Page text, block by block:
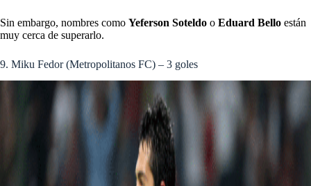
Sin embargo, nombres como Yeferson Soteldo o Eduard Bello están
muy cerca de superarlo.
9. Miku Fedor (Metropolitanos FC) – 3 goles